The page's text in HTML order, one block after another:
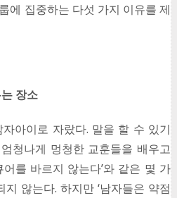
에 집중하는 다섯 가지 이유를 제
장소
아이로 자랐다. 말을 할 수 있기
청나게 멍청한 교훈들을 배우고
어를 바르지 않는다’와 같은 몇 가
않는다. 하지만 ‘남자들은 약점